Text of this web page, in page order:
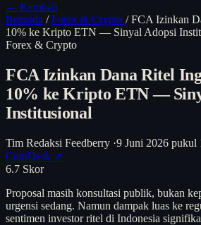
← Kembali
Beranda / Forex & Crypto / FCA Izinkan
10% ke Kripto ETN — Sinyal Adopsi
Forex & Crypto
FCA Izinkan Dana Ritel
10% ke Kripto ETN —
Institusional
Tim Redaksi Feedberry ·9 Juni 2026 pukul
CoinDesk ↗
6.7 Skor
Proposal masih konsultasi publik, bukan
urgensi sedang. Namun dampak luas ke
sentimen investor ritel di Indonesia